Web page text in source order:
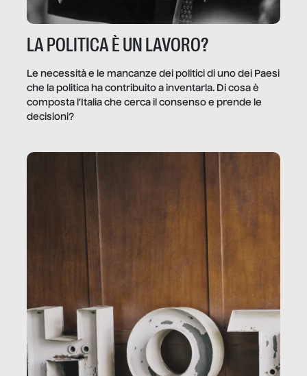
LA POLITICA È UN LAVORO?
Le necessità e le mancanze dei politici di uno dei Paesi
che la politica ha contribuito a inventarla. Di cosa è
composta l’Italia che cerca il consenso e prende le
decisioni?